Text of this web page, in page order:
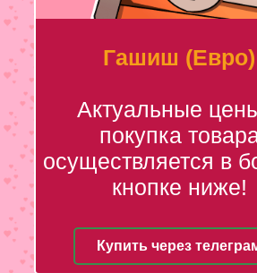
Гашиш (Евро)
Актуальные
покупка
осуществляется в
кнопке ниже!
Купить через